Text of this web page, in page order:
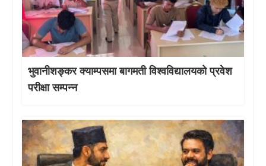
भुवानीशङ्कर क्याम्पसमा बागमती विश्वविद्यालयको प्रवेश
परीक्षा सम्पन्न